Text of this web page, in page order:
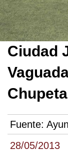
28/05/2013
Ciudad
Fuente: